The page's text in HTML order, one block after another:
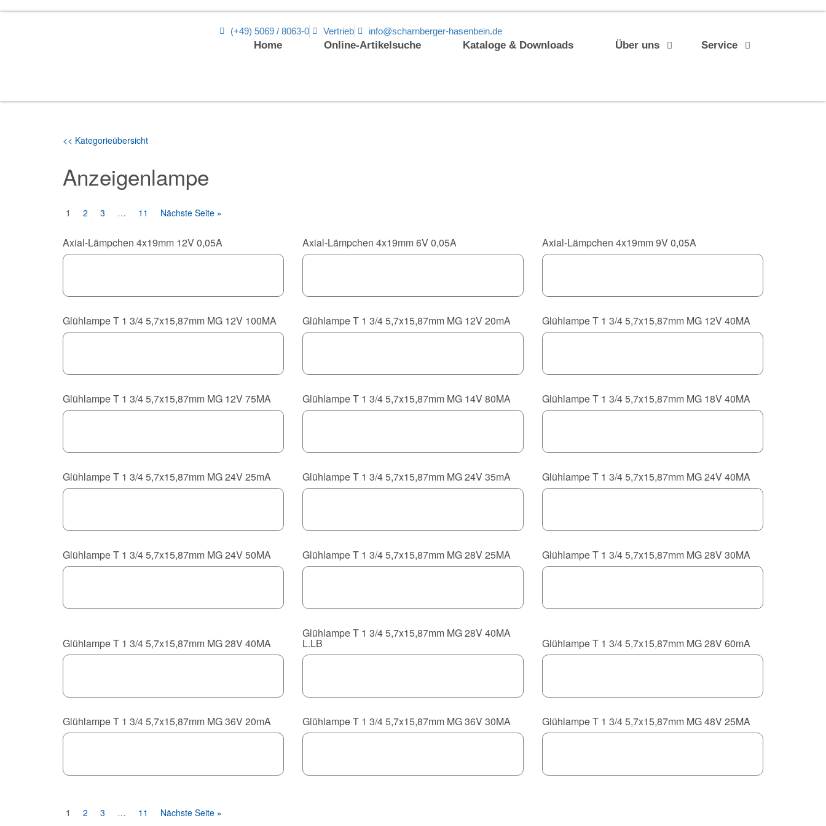
(+49) 5069 / 8063-0 Vertrieb info@scharnberger-hasenbein.de
Home Online-Artikelsuche Kataloge & Downloads Über uns Service
<< Kategorieübersicht
Anzeigenlampe
1 2 3 … 11 Nächste Seite »
Axial-Lämpchen 4x19mm 12V 0,05A Axial-Lämpchen 4x19mm 6V 0,05A Axial-Lämpchen 4x19mm 9V 0,05A
Glühlampe T 1 3/4 5,7x15,87mm MG 12V 100MA Glühlampe T 1 3/4 5,7x15,87mm MG 12V 20mA Glühlampe T 1 3/4 5,7x15,87mm MG 12V 40MA
Glühlampe T 1 3/4 5,7x15,87mm MG 12V 75MA Glühlampe T 1 3/4 5,7x15,87mm MG 14V 80MA Glühlampe T 1 3/4 5,7x15,87mm MG 18V 40MA
Glühlampe T 1 3/4 5,7x15,87mm MG 24V 25mA Glühlampe T 1 3/4 5,7x15,87mm MG 24V 35mA Glühlampe T 1 3/4 5,7x15,87mm MG 24V 40MA
Glühlampe T 1 3/4 5,7x15,87mm MG 24V 50MA Glühlampe T 1 3/4 5,7x15,87mm MG 28V 25MA Glühlampe T 1 3/4 5,7x15,87mm MG 28V 30MA
Glühlampe T 1 3/4 5,7x15,87mm MG 28V 40MA
Glühlampe T 1 3/4 5,7x15,87mm MG 28V 40MA
L.LB Glühlampe T 1 3/4 5,7x15,87mm MG 28V 60mA
Glühlampe T 1 3/4 5,7x15,87mm MG 36V 20mA Glühlampe T 1 3/4 5,7x15,87mm MG 36V 30MA Glühlampe T 1 3/4 5,7x15,87mm MG 48V 25MA
1 2 3 … 11 Nächste Seite »